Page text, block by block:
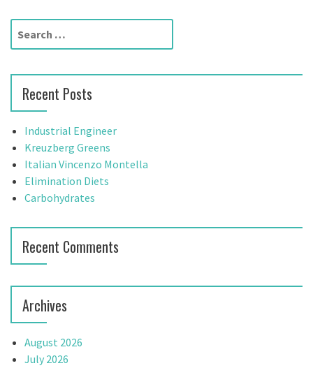
a
v
g
a
t
i
o
n
r
h
f
o
r
Recent Posts
Industrial Engineer
Kreuzberg Greens
Italian Vincenzo Montella
Elimination Diets
Carbohydrates
Recent Comments
Archives
August 2026
July 2026